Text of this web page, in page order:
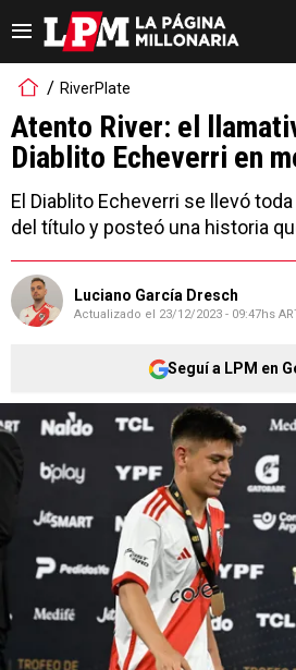
RiverPlate
Atento River: el
Diablito Echeverri en
El Diablito Echeverri se llevó
del título y posteó una historia
Luciano García Dresch
Actualizado el 23/12/2023 - 09:47hs
Seguí a LPM en